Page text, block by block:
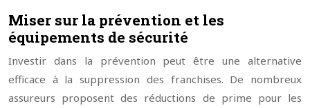
Miser sur la prévention et les
équipements de sécurité
Investir dans la prévention peut être une alternative
efficace à la suppression des franchises. De nombreux
assureurs proposent des réductions de prime pour les